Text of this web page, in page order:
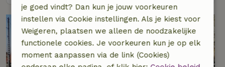
je goed vindt? Dan kun je jouw voorkeuren
instellen via Cookie instellingen. Als je kiest voor
Weigeren, plaatsen we alleen de noodzakelijke
functionele cookies. Je voorkeuren kun je op elk
moment aanpassen via de link (Cookies)